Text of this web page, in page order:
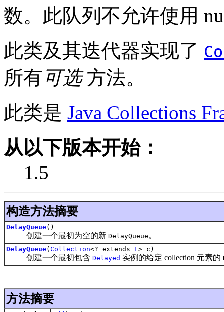
数。此队列不允许使用
此类及其迭代器实现了
所有可选方法。
此类是 Java Collections
从以下版本开始：
1.5
构造方法摘要
DelayQueue()
创建一个最初为空的新 DelayQueue 。
DelayQueue( Collection<? extends E> c)
创建一个最初包含 Delayed 实例的给定 collection 元素的
方法摘要